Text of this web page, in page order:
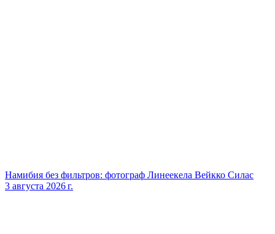
Намибия без фильтров: фотограф Линеекела Вейкко Силас
3 августа 2026 г.